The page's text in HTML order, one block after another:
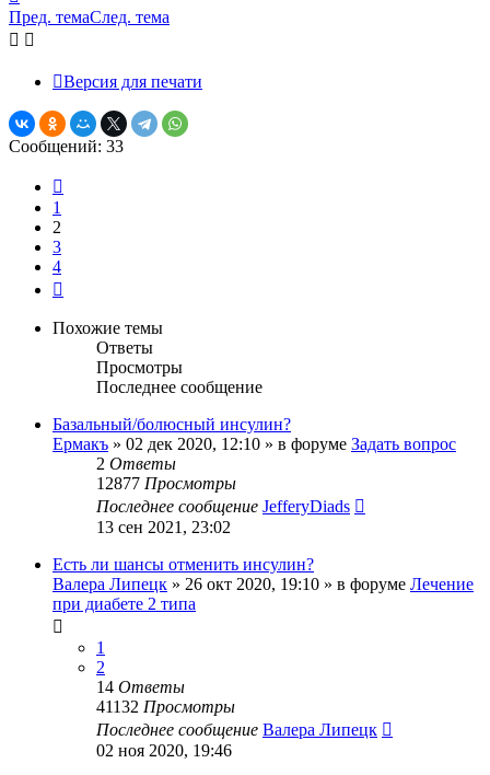
к
началу
Пред. темаСлед. тема
Версия для печати
Сообщений: 33
1
2
3
4
Похожие темы
Ответы
Просмотры
Последнее сообщение
Базальный/болюсный инсулин?
Ермакъ » 02 дек 2020, 12:10 » в форуме Задать вопрос
2 Ответы
12877 Просмотры
Последнее сообщение JefferyDiads
13 сен 2021, 23:02
Есть ли шансы отменить инсулин?
Валера Липецк » 26 окт 2020, 19:10 » в форуме Лечение
при диабете 2 типа
1
2
14 Ответы
41132 Просмотры
Последнее сообщение Валера Липецк
02 ноя 2020, 19:46